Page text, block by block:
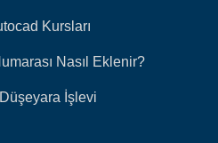
Kursları
Nasıl Eklenir?
İşlevi